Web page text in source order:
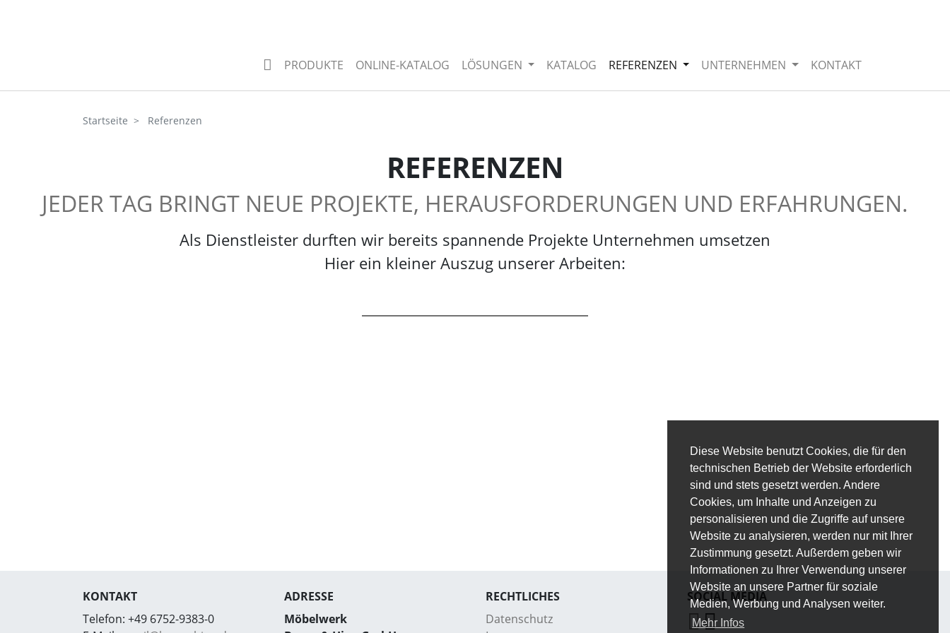
Diese Website benutzt Cookies, die für den
technischen Betrieb der Website erforderlich
sind und stets gesetzt werden. Andere
Cookies, um Inhalte und Anzeigen zu
personalisieren und die Zugriffe auf unsere
Website zu analysieren, werden nur mit Ihrer
Zustimmung gesetzt. Außerdem geben wir
Informationen zu Ihrer Verwendung unserer
Website an unsere Partner für soziale
Medien, Werbung und Analysen weiter.
Mehr Infos
PRODUKTE ONLINE-KATALOG LÖSUNGEN KATALOG REFERENZEN UNTERNEHMEN KONTAKT
Startseite Referenzen
REFERENZEN
JEDER TAG BRINGT NEUE PROJEKTE, HERAUSFORDERUNGEN UND ERFAHRUNGEN.
Als Dienstleister durften wir bereits spannende Projekte Unternehmen umsetzen
Hier ein kleiner Auszug unserer Arbeiten:
KONTAKT
Telefon: +49 6752-9383-0
ADRESSE
Möbelwerk
RECHTLICHES
Datenschutz
SOCIAL MEDIA